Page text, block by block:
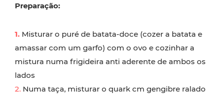
Preparação:
1. Misturar o puré de batata-doce (cozer a batata e
amassar com um garfo) com o ovo e cozinhar a
mistura numa frigideira anti aderente de ambos os
lados
2. Numa taça, misturar o quark cm gengibre ralado